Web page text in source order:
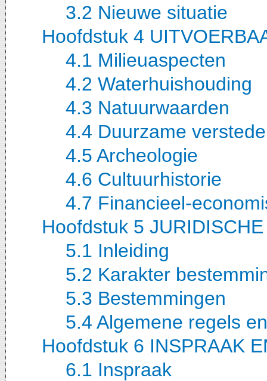
3.2 Nieuwe situatie
Hoofdstuk 4
4.1 Milieuaspecten
4.2 Waterhuishouding
4.3 Natuurwaarden
4.4 Duurzame
4.5 Archeologie
4.6 Cultuurhistorie
4.7 Financieel-
Hoofdstuk 5
5.1 Inleiding
5.2 Karakter
5.3 Bestemmingen
5.4 Algemene regels
Hoofdstuk 6 INSPRAAK
6.1 Inspraak